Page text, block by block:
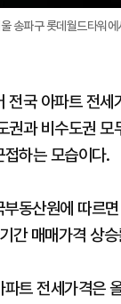
송파구 롯데월드타워
전국 아파트 전세
권과 비수도권
접하는 모습이다.
부동산원에 따르
간 매매가격 상
파트 전세가격은